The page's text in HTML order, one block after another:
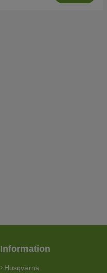
Information
Husqvarna